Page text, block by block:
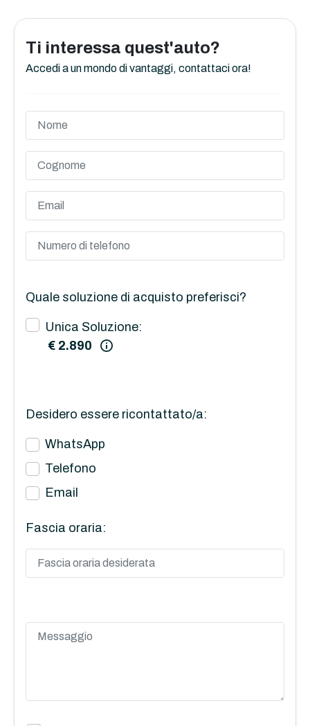
Ti interessa quest'auto?
Accedi a un mondo di vantaggi, contattaci ora!
Quale soluzione di acquisto preferisci?
Unica Soluzione:
€ 2.890
Desidero essere ricontattato/a:
WhatsApp
Telefono
Email
Fascia oraria: